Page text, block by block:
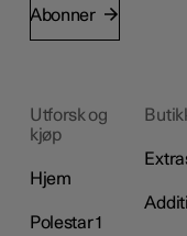
Abonner
Utforsk og
kjøp
Hjem
Polestar 1